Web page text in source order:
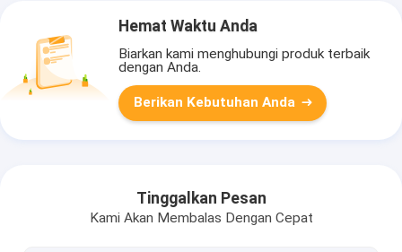
Hemat Waktu Anda
Biarkan kami menghubungi produk terbaik
dengan Anda.
Berikan Kebutuhan Anda
Tinggalkan Pesan
Kami Akan Membalas Dengan Cepat